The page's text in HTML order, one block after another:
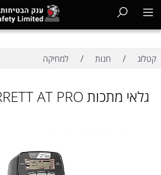
קטלוג / חנות / למחיקה
גלאי מתכות GARRETT AT PRO